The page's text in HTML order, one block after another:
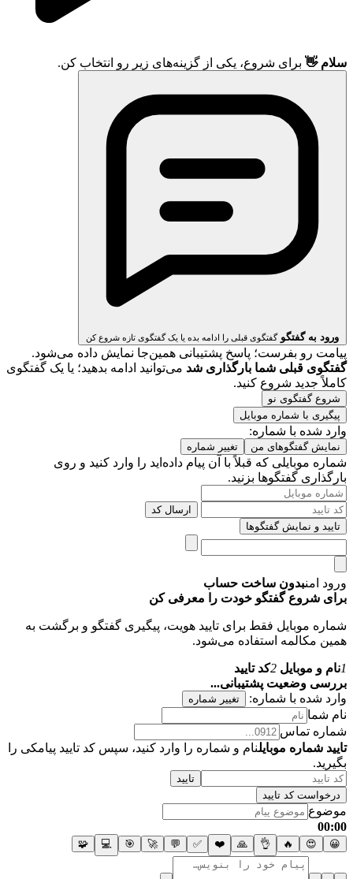
سلام 👋 برای شروع، یکی از گزینه‌های زیر رو انتخاب کن.
ورود به گفتگو گفتگوی قبلی را ادامه بده یا یک گفتگوی تازه شروع کن
پیامت رو بفرست؛ پاسخ پشتیبانی همین‌جا نمایش داده می‌شود.
گفتگوی قبلی شما بارگذاری شد می‌توانید ادامه بدهید؛ یا یک گفتگوی
کاملاً جدید شروع کنید.
شروع گفتگوی نو
پیگیری با شماره موبایل
وارد شده با شماره:
نمایش گفتگوهای من تغییر شماره
شماره موبایلی که قبلاً با آن پیام داده‌اید را وارد کنید و روی
بارگذاری گفتگوها بزنید.
ارسال کد
تایید و نمایش گفتگوها
ورود امنبدون ساخت حساب
برای شروع گفتگو خودت را معرفی کن
شماره موبایل فقط برای تایید هویت، پیگیری گفتگو و برگشت به
همین مکالمه استفاده می‌شود.
1نام و موبایل 2کد تایید
بررسی وضعیت پشتیبانی...
وارد شده با شماره:
تغییر شماره
نام شما
شماره تماس
تایید شماره موبایلنام و شماره را وارد کنید، سپس کد تایید پیامکی را
بگیرید.
تایید
درخواست کد تایید
موضوع
00:00
😀
😍
🔥
👌
🙏
❤️
✅
💬
🚀
🎯
💻
🧩